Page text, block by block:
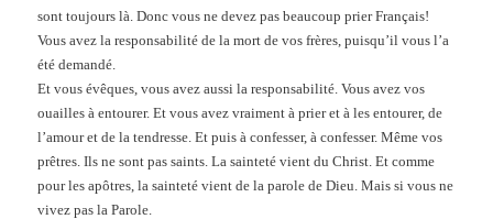
sont toujours là. Donc vous ne devez pas beaucoup prier Français!
Vous avez la responsabilité de la mort de vos frères, puisqu’il vous l’a
été demandé.
Et vous évêques, vous avez aussi la responsabilité. Vous avez vos
ouailles à entourer. Et vous avez vraiment à prier et à les entourer, de
l’amour et de la tendresse. Et puis à confesser, à confesser. Même vos
prêtres. Ils ne sont pas saints. La sainteté vient du Christ. Et comme
pour les apôtres, la sainteté vient de la parole de Dieu. Mais si vous ne
vivez pas la Parole.